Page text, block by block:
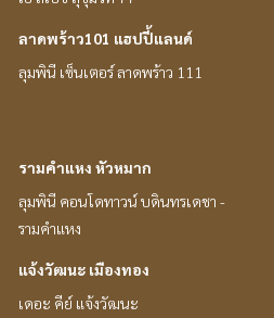
ลาดพร้าว101 แฮปปี้แลนด์
ลุมพินี เซ็นเตอร์ ลาดพร้าว 111
รามคำแหง หัวหมาก
ลุมพินี คอนโดทาวน์ บดินทรเดชา -
รามคำแหง
แจ้งวัฒนะ เมืองทอง
เดอะ คีย์ แจ้งวัฒนะ